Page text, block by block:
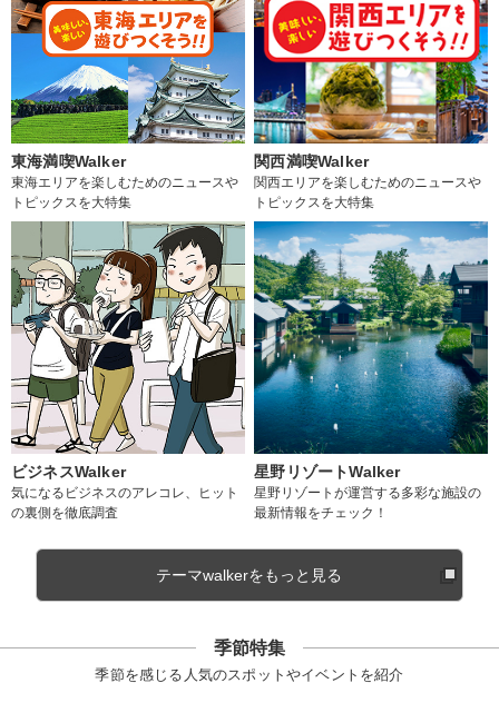
東海満喫Walker
東海エリアを楽しむためのニュースや
トピックスを大特集
関西満喫Walker
関西エリアを楽しむためのニュースや
トピックスを大特集
ビジネスWalker
気になるビジネスのアレコレ、ヒット
の裏側を徹底調査
星野リゾートWalker
星野リゾートが運営する多彩な施設の
最新情報をチェック！
テーマwalkerをもっと見る
季節特集
季節を感じる人気のスポットやイベントを紹介